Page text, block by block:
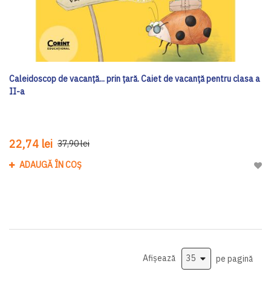
Caleidoscop de vacanță... prin țară. Caiet de vacanță pentru clasa a
II-a
22,74 lei 37,90 lei
ADAUGĂ ÎN COȘ
Afișează pe pagină